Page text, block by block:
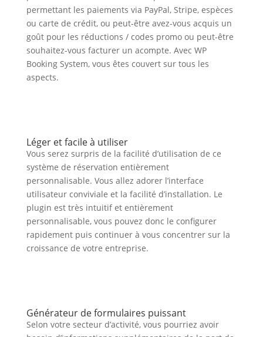
permettant les paiements via PayPal, Stripe, espèces
ou carte de crédit, ou peut-être avez-vous acquis un
goût pour les réductions / codes promo ou peut-être
souhaitez-vous facturer un acompte. Avec WP
Booking System, vous êtes couvert sur tous les
aspects.
Léger et facile à utiliser
Vous serez surpris de la facilité d’utilisation de ce
système de réservation entièrement
personnalisable. Vous allez adorer l’interface
utilisateur conviviale et la facilité d’installation. Le
plugin est très intuitif et entièrement
personnalisable, vous pouvez donc le configurer
rapidement puis continuer à vous concentrer sur la
croissance de votre entreprise.
Générateur de formulaires puissant
Selon votre secteur d’activité, vous pourriez avoir